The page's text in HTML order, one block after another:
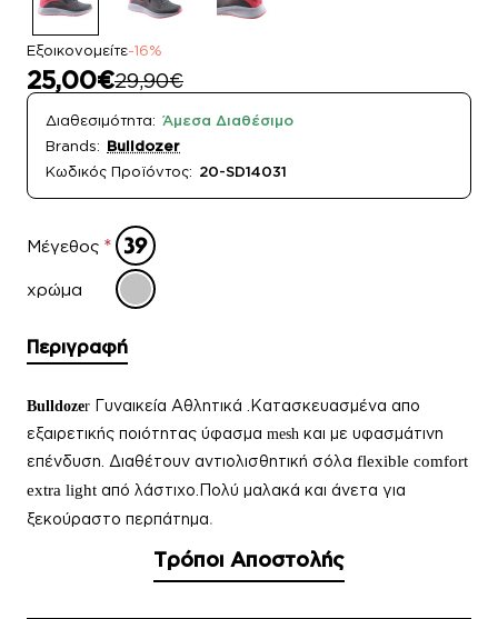
Εξοικονομείτε-16%
25,00€29,90€
Διαθεσιμότητα: Άμεσα Διαθέσιμο
Brands: Bulldozer
Κωδικός Προϊόντος: 20-SD14031
Μέγεθος
χρώμα
Περιγραφή
Bulldozer Γυναικεία Αθλητικά .Κατασκευασμένα απο
εξαιρετικής ποιότητας ύφασμα mesh και με υφασμάτινη
επένδυση. Διαθέτουν αντιολισθητική σόλα flexible comfort
extra light από λάστιχο.Πολύ μαλακά και άνετα για
ξεκούραστο περπάτημα.
Τρόποι Αποστολής